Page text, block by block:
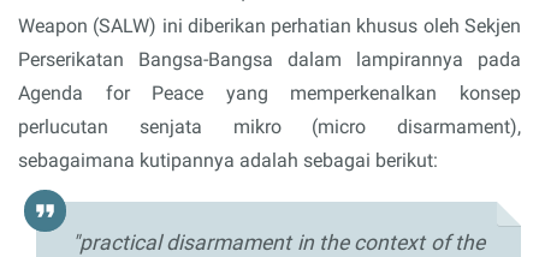
Weapon (SALW) ini diberikan perhatian khusus oleh Sekjen
Perserikatan Bangsa-Bangsa dalam lampirannya pada
Agenda for Peace yang memperkenalkan konsep
perlucutan senjata mikro (micro disarmament),
sebagaimana kutipannya adalah sebagai berikut:
"practical disarmament in the context of the